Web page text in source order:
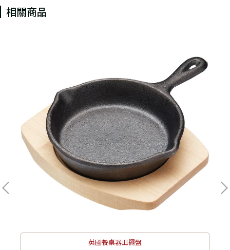
相關商品
英國餐桌器皿擺盤